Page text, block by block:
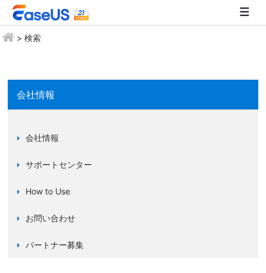
> 検索
会社情報
会社情報
サポートセンター
How to Use
お問い合わせ
パートナー募集